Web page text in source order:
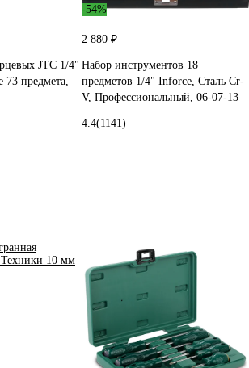
JTC 1/4"
73 предмета,
-54%
2 880 ₽
Набор инструментов 18
предметов 1/4" Inforce, Сталь Cr-
V, Профессиональный, 06-07-13
4.4(1141)